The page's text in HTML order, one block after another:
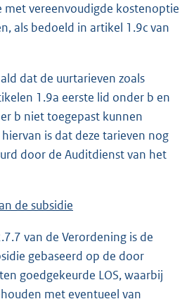
met vereenvoudigde kostenoptie
als bedoeld in artikel 1.9c van
dat de uurtarieven zoals
1.9a eerste lid onder b en
b niet toegepast kunnen
is dat deze tarieven nog
door de Auditdienst van het
de subsidie
van de Verordening is de
gebaseerd op de door
goedgekeurde LOS, waarbij
met eventueel van